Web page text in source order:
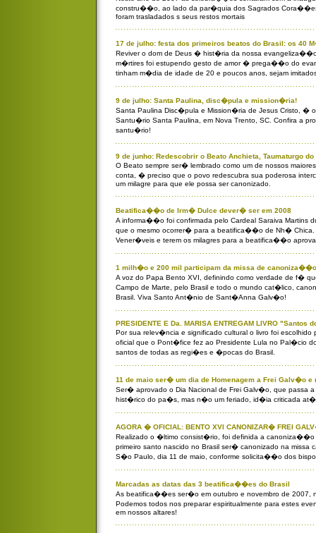
constru��o, ao lado da par�quia dos Sagrados
foram trasladados s seus restos mortais
17 de julho: festa dos primeiros beatos do Brasil: os 40
Reviver o dom de Deus � hist�ria da nossa
m�rtires foi estupendo gesto de amor � prega��o do
tinham m�dia de idade de 20 e poucos anos, sejam
9 de julho: Santa Paulina, disc�pula e mission�ria!
Santa Paulina Disc�pula e Mission�ria de Jesus Cristo, �
Santu�rio Santa Paulina, em Nova Trento, SC. Confira a
santu�rio!
9 de junho: Redescobrir o Beato Anchieta, Taumaturgo
O Beato sempre ser� lembrado como um de nossos
conta, � preciso que o povo redescubra sua poderosa
um milagre para que ele possa ser canonizado.
Beatifica��o de Irm� Dulce dever� ser em 2008
A informa��o foi confirmada pelo Cardeal Saraiva Martins
que o mesmo ocorrer� para a beatifica��o de Nh� Chica.
Vener�veis e terem os milagres para a beatifica��o
1 milh�o e 200 mil participam da missa de canoniza��o
A voz do Papa Bento XVI, definindo como verdade de f�
Campo de Marte, pelo Brasil e todo o mundo cat�lico,
Brasil. Viva Santo Ant�nio de Sant�Anna Galv�o!
PRESIDENTE E Da. MARISA ENTREGAM LIVRO "Santos
Por sua relev�ncia e significado cultural o livro foi
oficial que o Pont�fice fez ao Presidente Lula no Pal�cio
santos de todas as regi�es e �pocas do Brasil.
11 de maio ser� um dia de Homenagem a Frei Galv�o
Ser� aprovado o Dia Nacional de Frei Galv�o, que passa
hist�rico do pa�s, mas n�o um feriado, id�ia criticada at�
AGORA � OFICIAL: BENTO XVI CANONIZAR� FREI
Realizado o �ltimo consist�rio, foi definida a
primeiro santo nascido no Brasil ser� canonizado na missa
S�o Paulo, dia 11 de maio, conforme solicita��o dos
Marcadas as datas das 3 beatifica��es do Brasil
As beatifica��es ser�o em outubro e novembro de 2007,
Podemos todos nos preparar espiritualmente para estes
em nossos altares!